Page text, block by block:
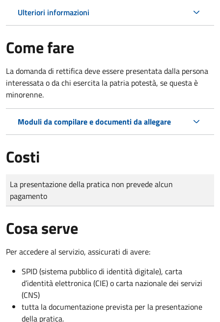
Ulteriori informazioni
Come fare
La domanda di rettifica deve essere presentata dalla persona
interessata oda chi esercita la patria potestà, se questa è
minorenne.
Moduli da compilare e documenti da allegare
Costi
Tipo di pagamento
Importo
La presentazione della pratica non prevede alcun
pagamento
Cosa serve
Per accedere al servizio, assicurati di avere:
SPID (sistema pubblico di identità digitale), carta
d’identità elettronica (CIE) o carta nazionale dei servizi
(CNS)
tutta la documentazione prevista per la presentazione
della pratica.